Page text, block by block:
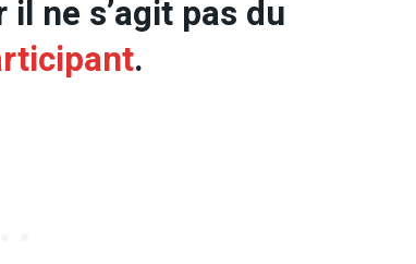
ne s’agit pas du
.